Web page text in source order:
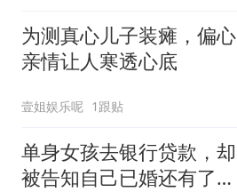
为测真心儿子装瘫，偏心
亲情让人寒透心底
壹姐娱乐呢 1跟贴
单身女孩去银行贷款，却
被告知自己已婚还有了老